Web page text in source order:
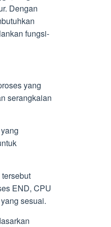
Dengan
fungsi-
yang
serangkaian
END, CPU
sesuai.